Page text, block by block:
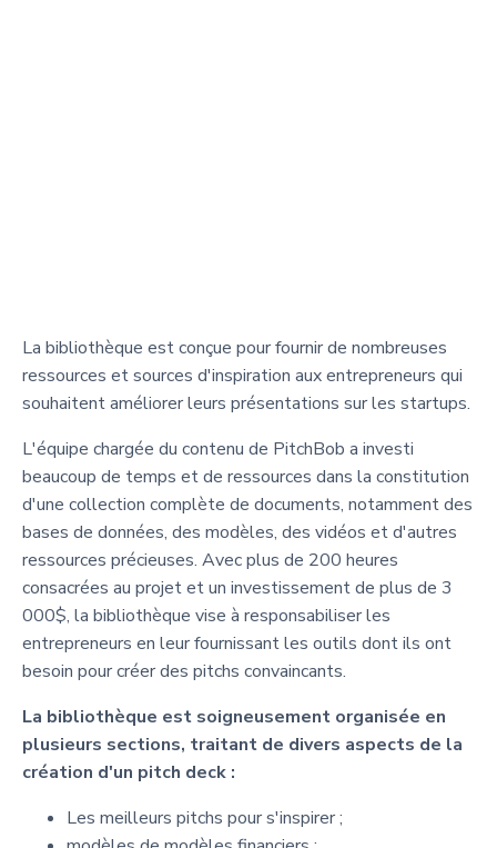
La bibliothèque est conçue pour fournir de nombreuses
ressources et sources d'inspiration aux entrepreneurs qui
souhaitent améliorer leurs présentations sur les startups.
L'équipe chargée du contenu de PitchBob a investi
beaucoup de temps et de ressources dans la constitution
d'une collection complète de documents, notamment des
bases de données, des modèles, des vidéos et d'autres
ressources précieuses. Avec plus de 200 heures
consacrées au projet et un investissement de plus de 3
000$, la bibliothèque vise à responsabiliser les
entrepreneurs en leur fournissant les outils dont ils ont
besoin pour créer des pitchs convaincants.
La bibliothèque est soigneusement organisée en
plusieurs sections, traitant de divers aspects de la
création d'un pitch deck :
Les meilleurs pitchs pour s'inspirer ;